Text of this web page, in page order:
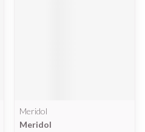
Meridol
Meridol